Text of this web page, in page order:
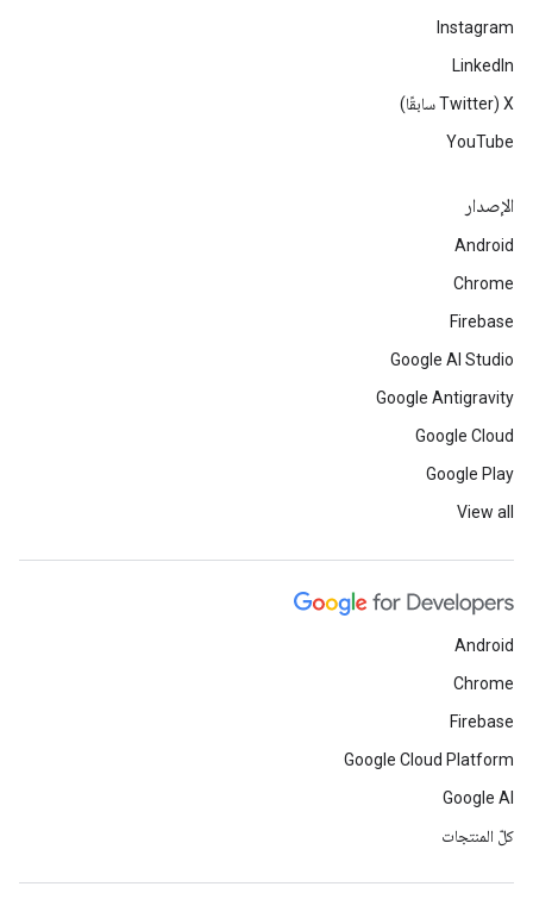
Instagram
LinkedIn
‫X ‏(Twitter سابقًا)
YouTube
الإصدار
Android
Chrome
Firebase
Google AI Studio
Google Antigravity
Google Cloud
Google Play
View all
Android
Chrome
Firebase
Google Cloud Platform
Google AI
كلّ المنتجات